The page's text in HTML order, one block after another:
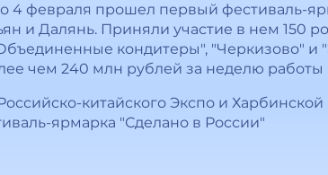
4 февраля прошел первый фестиваль-
и Далянь. Приняли участие в нем 150
кондитеры", "Черкизово" и
чем 240 млн рублей за неделю работы
китайского Экспо и
ярмарка "Сделано в России"